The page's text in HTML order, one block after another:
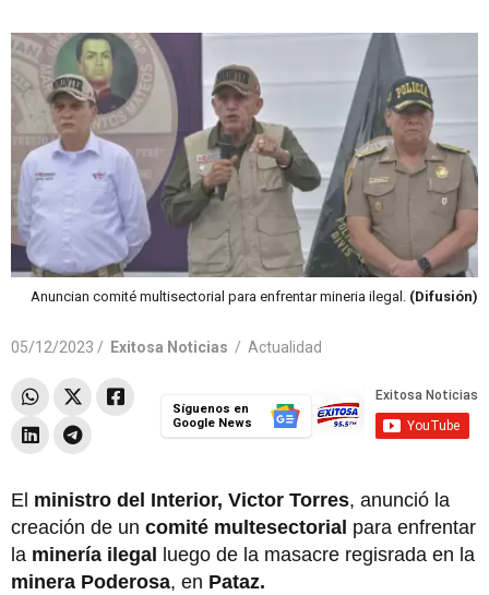
Anuncian comité multisectorial para enfrentar mineria ilegal. (Difusión)
05/12/2023 / Exitosa Noticias / Actualidad
Síguenos en
Google News
El ministro del Interior, Victor Torres, anunció la
creación de un comité multesectorial para enfrentar
la minería ilegal luego de la masacre regisrada en la
minera Poderosa, en Pataz.